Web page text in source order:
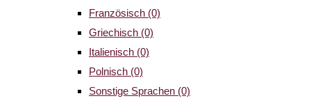
Französisch (0)
Griechisch (0)
Italienisch (0)
Polnisch (0)
Sonstige Sprachen (0)